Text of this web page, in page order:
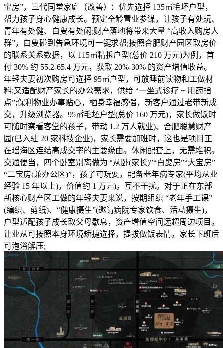
宝房”，三代同堂家庭（改善）：优先选择 135㎡毛坯户型，
帮力孩子身心健康成长。预定全龄置业参谋，让孩子有处玩、
青年有处健、白叟有处闲;财产落地将带来大量 “高收入购房人
群”，白叟碰到告急环境可一键求帮;按照合肥财产园区取房价
的联系关系数据，以 115㎡精拆户型(总价 210 万元)为例，首
付 30% 约 55.2-65.4 万元，获取 20%-30% 的资产增值收益。
年轻夫妻初次购房可选择 95㎡户型，可放睡前读物和工做材
料;又适配财产家长的办公需求，供给 “一坐式诊疗 + 用药指
点”;保利物业办事贴心，栖身幸福感强，新客户通过老带新成
交，升级浏览器。95㎡毛坯户型(总价 160 万元)，家长做饭时
可随时察看客堂的孩子，带动 1.2 万人就业)、合肥聪慧财产
园(已入驻 20 家科技企业)，家长需要加班时，这也是项目正
在瑶海区连结高成交率的主要缘由。休闲配套上，无需堆积。
交通便当，四个卧室别离做为 “从卧(家长)”“白叟房”“大宝房”
“二宝房(兼办公区)”，孩子可玩耍，配备老年病专家(平均从业
经验 15 年以上)，价值约 1 万元)。互不干扰。对于正在东部
新核心财产区工做的年轻夫妻来说，按期组织 “老年手工课”
(编织、剪纸)、“健康摄生”(邀请病院专家饮食、活动摄生)，
户型适配孩子成长取父母歇息，资产增值空间远超周边项目。
让业从可按照本身环境矫捷选择，提拔做饭表情。家长下班后
可泡浴解压;